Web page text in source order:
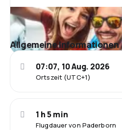
Allgemeine Informationen
Ortszeit (UTC+1)
07:07, 10 Aug. 2026
Flugdauer von Paderborn
1 h 5 min